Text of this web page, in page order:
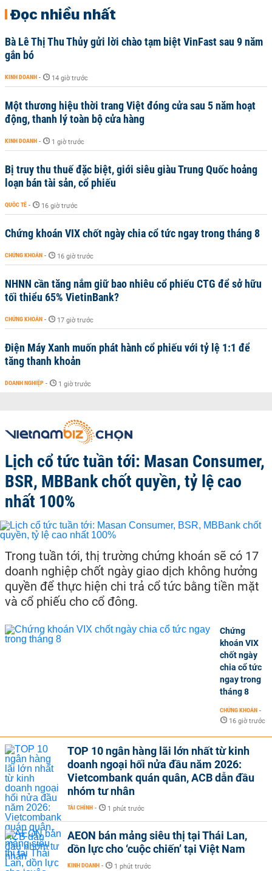
Đọc nhiều nhất
Bà Lê Thị Thu Thủy gửi lời chào tạm biệt VinFast sau 9 năm
gắn bó
KINH DOANH - 14 giờ trước
Một thương hiệu thời trang Việt đóng cửa sau 5 năm hoạt
động, thanh lý toàn bộ cửa hàng
KINH DOANH - 1 giờ trước
Bị truy thu thuế đặc biệt, giới siêu giàu Trung Quốc hoảng
loạn bán tài sản, cổ phiếu
QUỐC TẾ - 16 giờ trước
Chứng khoán VIX chốt ngày chia cổ tức ngay trong tháng 8
CHỨNG KHOÁN - 16 giờ trước
NHNN cần tăng nắm giữ bao nhiêu cổ phiếu CTG để sở hữu
tối thiểu 65% VietinBank?
CHỨNG KHOÁN - 17 giờ trước
Điện Máy Xanh muốn phát hành cổ phiếu với tỷ lệ 1:1 để
tăng thanh khoản
DOANH NGHIỆP - 1 giờ trước
Lịch cổ tức tuần tới: Masan Consumer,
BSR, MBBank chốt quyền, tỷ lệ cao
nhất 100%
Trong tuần tới, thị trường chứng khoán sẽ có 17
doanh nghiệp chốt ngày giao dịch không hưởng
quyền để thực hiện chi trả cổ tức bằng tiền mặt
và cổ phiếu cho cổ đông.
Chứng
khoán VIX
chốt ngày
chia cổ tức
ngay trong
tháng 8
CHỨNG KHOÁN -
16 giờ trước
TOP 10 ngân hàng lãi lớn nhất từ kinh
doanh ngoại hối nửa đầu năm 2026:
Vietcombank quán quân, ACB dẫn đầu
nhóm tư nhân
TÀI CHÍNH - 1 phút trước
AEON bán mảng siêu thị tại Thái Lan,
dồn lực cho ‘cuộc chiến’ tại Việt Nam
KINH DOANH - 1 phút trước